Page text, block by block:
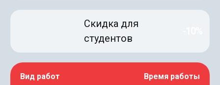
Скидка для
студентов
Вид работ
Время работы